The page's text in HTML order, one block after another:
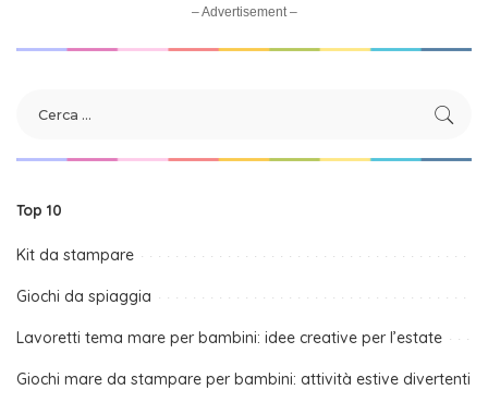
– Advertisement –
Top 10
Kit da stampare
Giochi da spiaggia
Lavoretti tema mare per bambini: idee creative per l’estate
Giochi mare da stampare per bambini: attività estive divertenti